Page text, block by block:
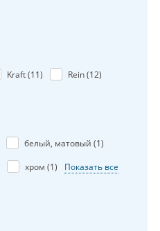
Kraft (11) Rein (12)
белый, матовый (1)
хром (1) Показать все